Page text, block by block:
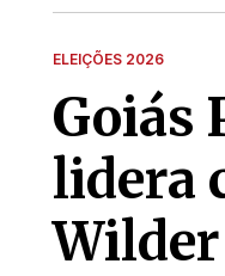
ELEIÇÕES 2026
Goiás
lidera